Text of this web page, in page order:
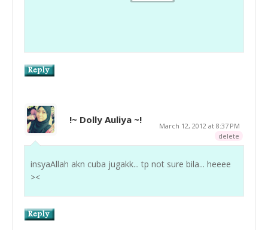
!~ Dolly Auliya ~!
March 12, 2012 at 8:37 PM
delete
insyaAllah akn cuba jugakk... tp not sure bila... heeee
><